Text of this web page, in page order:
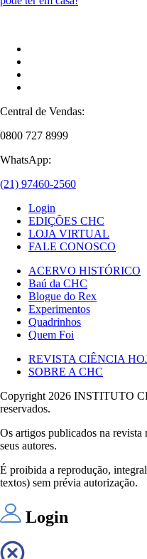
Central de Vendas:
0800 727 8999
WhatsApp:
(21) 97460-2560
Login
EDIÇÕES CHC
LOJA VIRTUAL
FALE CONOSCO
ACERVO HISTÓRICO
Baú da CHC
Blogue do Rex
Experimentos
Quadrinhos
Quem Foi
REVISTA CIÊNCIA
SOBRE A CHC
Copyright 2026 INSTITUTO
reservados.
Os artigos publicados na
seus autores.
É proibida a reprodução,
textos) sem prévia autorização.
Login